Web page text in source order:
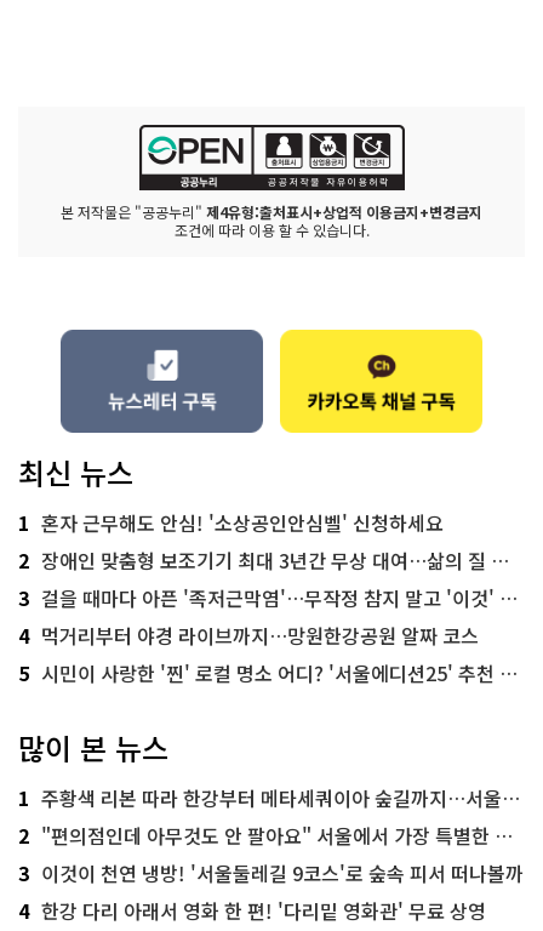
본 저작물은 "공공누리" 제4유형:출처표시+상업적 이용금지+변경금지
조건에 따라 이용 할 수 있습니다.
최신 뉴스
1 혼자 근무해도 안심! '소상공인안심벨' 신청하세요
2 장애인 맞춤형 보조기기 최대 3년간 무상 대여…삶의 질 높인다
3 걸을 때마다 아픈 '족저근막염'…무작정 참지 말고 '이것' 해보세요!
4 먹거리부터 야경 라이브까지…망원한강공원 알짜 코스
5 시민이 사랑한 '찐' 로컬 명소 어디? '서울에디션25' 추천 코스
많이 본 뉴스
1 주황색 리본 따라 한강부터 메타세쿼이아 숲길까지…서울둘레길 15코스
2 "편의점인데 아무것도 안 팔아요" 서울에서 가장 특별한 편의점의 정체
3 이것이 천연 냉방! '서울둘레길 9코스'로 숲속 피서 떠나볼까
4 한강 다리 아래서 영화 한 편! '다리밑 영화관' 무료 상영